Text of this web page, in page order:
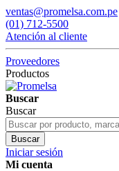
ventas@promelsa.com.pe
(01) 712-5500
Atención al cliente
Proveedores
Productos
Buscar
Buscar
Buscar
Iniciar sesión
Mi cuenta